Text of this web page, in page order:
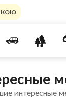
интересные